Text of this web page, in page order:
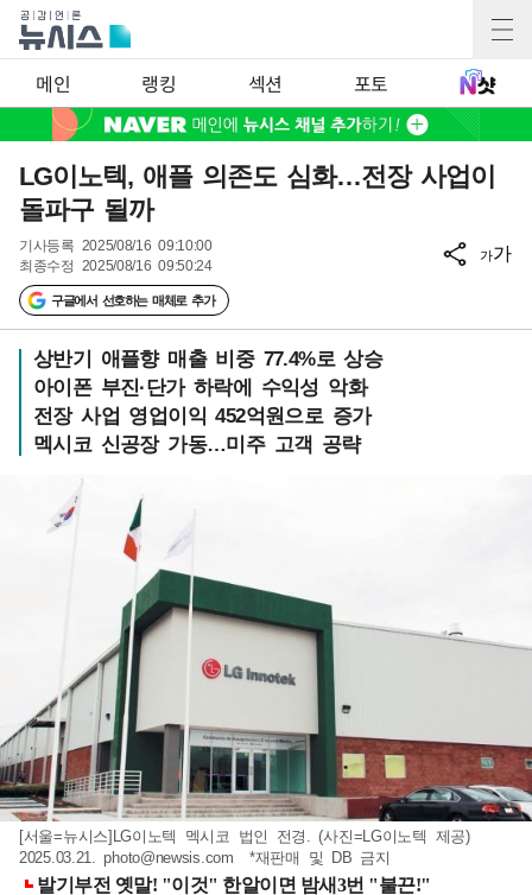
메인 랭킹 섹션 포토
LG이노텍, 애플 의존도 심화…전장 사업이
돌파구 될까
기사등록 2025/08/16 09:10:00
최종수정 2025/08/16 09:50:24
구글에서 선호하는 매체로 추가
가가
상반기 애플향 매출 비중 77.4%로 상승
아이폰 부진·단가 하락에 수익성 악화
전장 사업 영업이익 452억원으로 증가
멕시코 신공장 가동…미주 고객 공략
[서울=뉴시스]LG이노텍 멕시코 법인 전경. (사진=LG이노텍 제공)
2025.03.21.photo@newsis.com *재판매 및 DB 금지